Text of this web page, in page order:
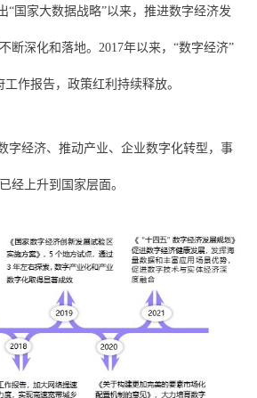
“国家大数据战略”以来，推进数字经济发
断深化和落地。2017年以来，“数字经济”
作报告，政策红利持续释放。
字经济、推动产业、企业数字化转型，事
经上升到国家层面。